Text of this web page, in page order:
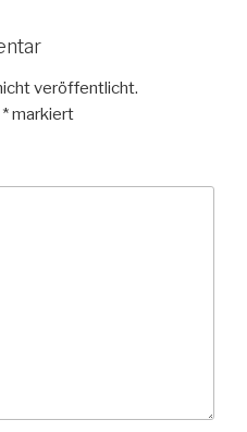
veröffentlicht.
*markiert